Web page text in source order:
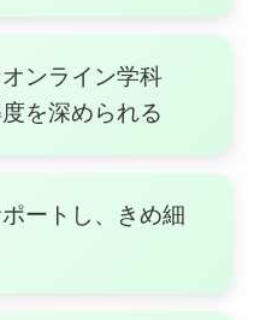
ンライン学科
を深められる
ートし、きめ細